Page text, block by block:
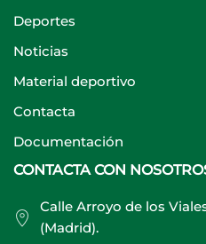
Deportes
Noticias
Material deportivo
Contacta
Documentación
CONTACTA CON
Calle Arroyo de los
(Madrid).